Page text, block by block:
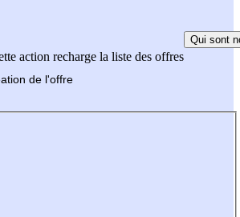
action recharge la liste des offres
Qui sont
de l'offre